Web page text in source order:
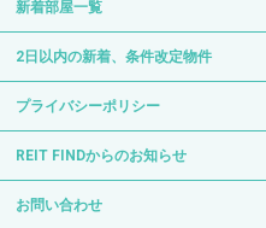
新着部屋一覧
2日以内の新着、条件改定物件
プライバシーポリシー
REIT FINDからのお知らせ
お問い合わせ